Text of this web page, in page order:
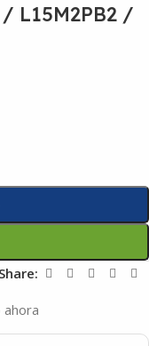
/ L15M2PB2 /
Share: